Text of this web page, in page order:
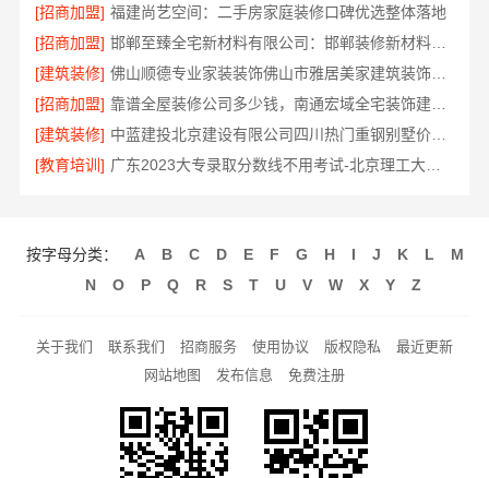
[招商加盟] 福建尚艺空间：二手房家庭装修口碑优选整体落地
[招商加盟]
邯郸至臻全宅新材料有限公司：邯郸装修新材料革新者
[建筑装修]
佛山顺德专业家装装饰佛山市雅居美家建筑装饰工程有限公司
[招商加盟]
靠谱全屋装修公司多少钱，南通宏域全宅装饰建材有限公司透明报价
[建筑装修]
中蓝建投北京建设有限公司四川热门重钢别墅价格详解
[教育培训]
广东2023大专录取分数线不用考试-北京理工大学珠海学院继教院
按字母分类： A B C D E F G H I J K L
M
N
O P Q R S T U V W X Y Z
关于我们 联系我们 招商服务 使用协议 版权隐私
最近更新
网站地图
发布信息 免费注册